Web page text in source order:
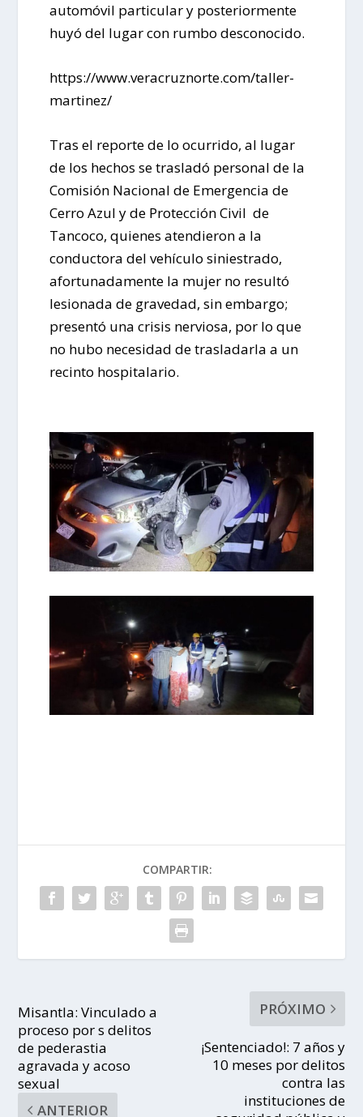
automóvil particular y posteriormente
huyó del lugar con rumbo desconocido.
https://www.veracruznorte.com/taller-
martinez/
Tras el reporte de lo ocurrido, al lugar
de los hechos se trasladó personal de la
Comisión Nacional de Emergencia de
Cerro Azul y de Protección Civil de
Tancoco, quienes atendieron a la
conductora del vehículo siniestrado,
afortunadamente la mujer no resultó
lesionada de gravedad, sin embargo;
presentó una crisis nerviosa, por lo que
no hubo necesidad de trasladarla a un
recinto hospitalario.
COMPARTIR:
Misantla: Vinculado a
proceso por s delitos
de pederastia
agravada y acoso
sexual
ANTERIOR
PRÓXIMO
¡Sentenciado!: 7 años y
10 meses por delitos
contra las
instituciones de